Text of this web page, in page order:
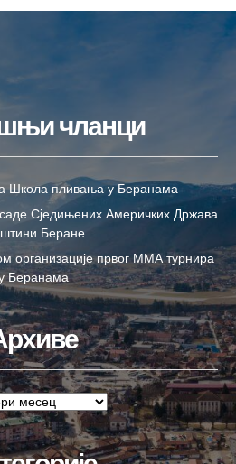
чланци
Школа пливања у Беранама
Сједињених Америчких Држава
Беране
организације првог ММА турнира
Беранама